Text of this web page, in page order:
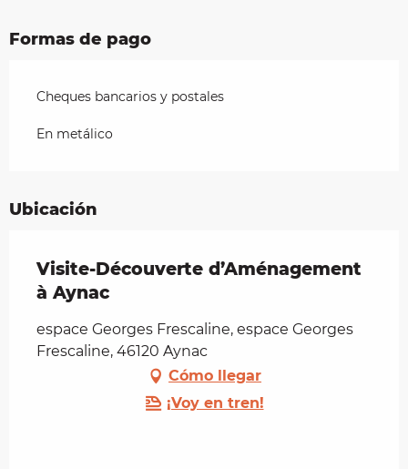
Formas de pago
Cheques bancarios y postales
En metálico
Ubicación
Visite-Découverte d’Aménagement
à Aynac
espace Georges Frescaline, espace Georges
Frescaline, 46120 Aynac
Cómo llegar
¡Voy en tren!